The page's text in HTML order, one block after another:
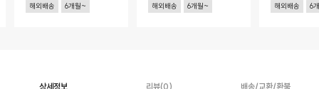
해외배송
6개월~
해외배송
6개월~
해외배송
6
상세정보 리뷰(0) 배송/교환/환불